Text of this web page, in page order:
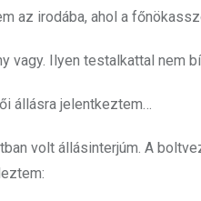
az irodába, ahol a
vagy. Ilyen testalkattal nem
állásra jelentkeztem…
volt állásinterjúm. A